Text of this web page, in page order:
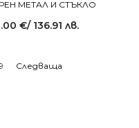
МЕТАЛ И СТЪКЛО
€/ 136.91 лв.